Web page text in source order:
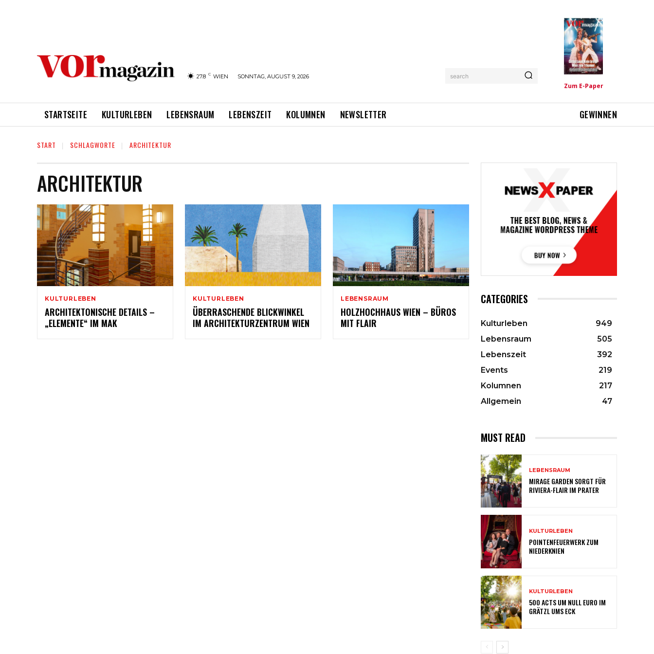
27.8 C WIEN SONNTAG, AUGUST 9, 2026 search
Zum E-Paper
STARTSEITE KULTURLEBEN LEBENSRAUM LEBENSZEIT KOLUMNEN NEWSLETTER GEWINNEN
START SCHLAGWORTE ARCHITEKTUR
ARCHITEKTUR
KULTURLEBEN
ARCHITEKTONISCHE DETAILS –
„ELEMENTE“ IM MAK
KULTURLEBEN
ÜBERRASCHENDE BLICKWINKEL
IM ARCHITEKTURZENTRUM WIEN
LEBENSRAUM
HOLZHOCHHAUS WIEN – BÜROS
MIT FLAIR
CATEGORIES
Kulturleben
949
Lebensraum
505
Lebenszeit
392
Events
219
Kolumnen
217
Allgemein
47
MUST READ
LEBENSRAUM
MIRAGE GARDEN SORGT FÜR
RIVIERA-FLAIR IM PRATER
KULTURLEBEN
POINTENFEUERWERK ZUM
NIEDERKNIEN
KULTURLEBEN
500 ACTS UM NULL EURO IM
GRÄTZL UMS ECK